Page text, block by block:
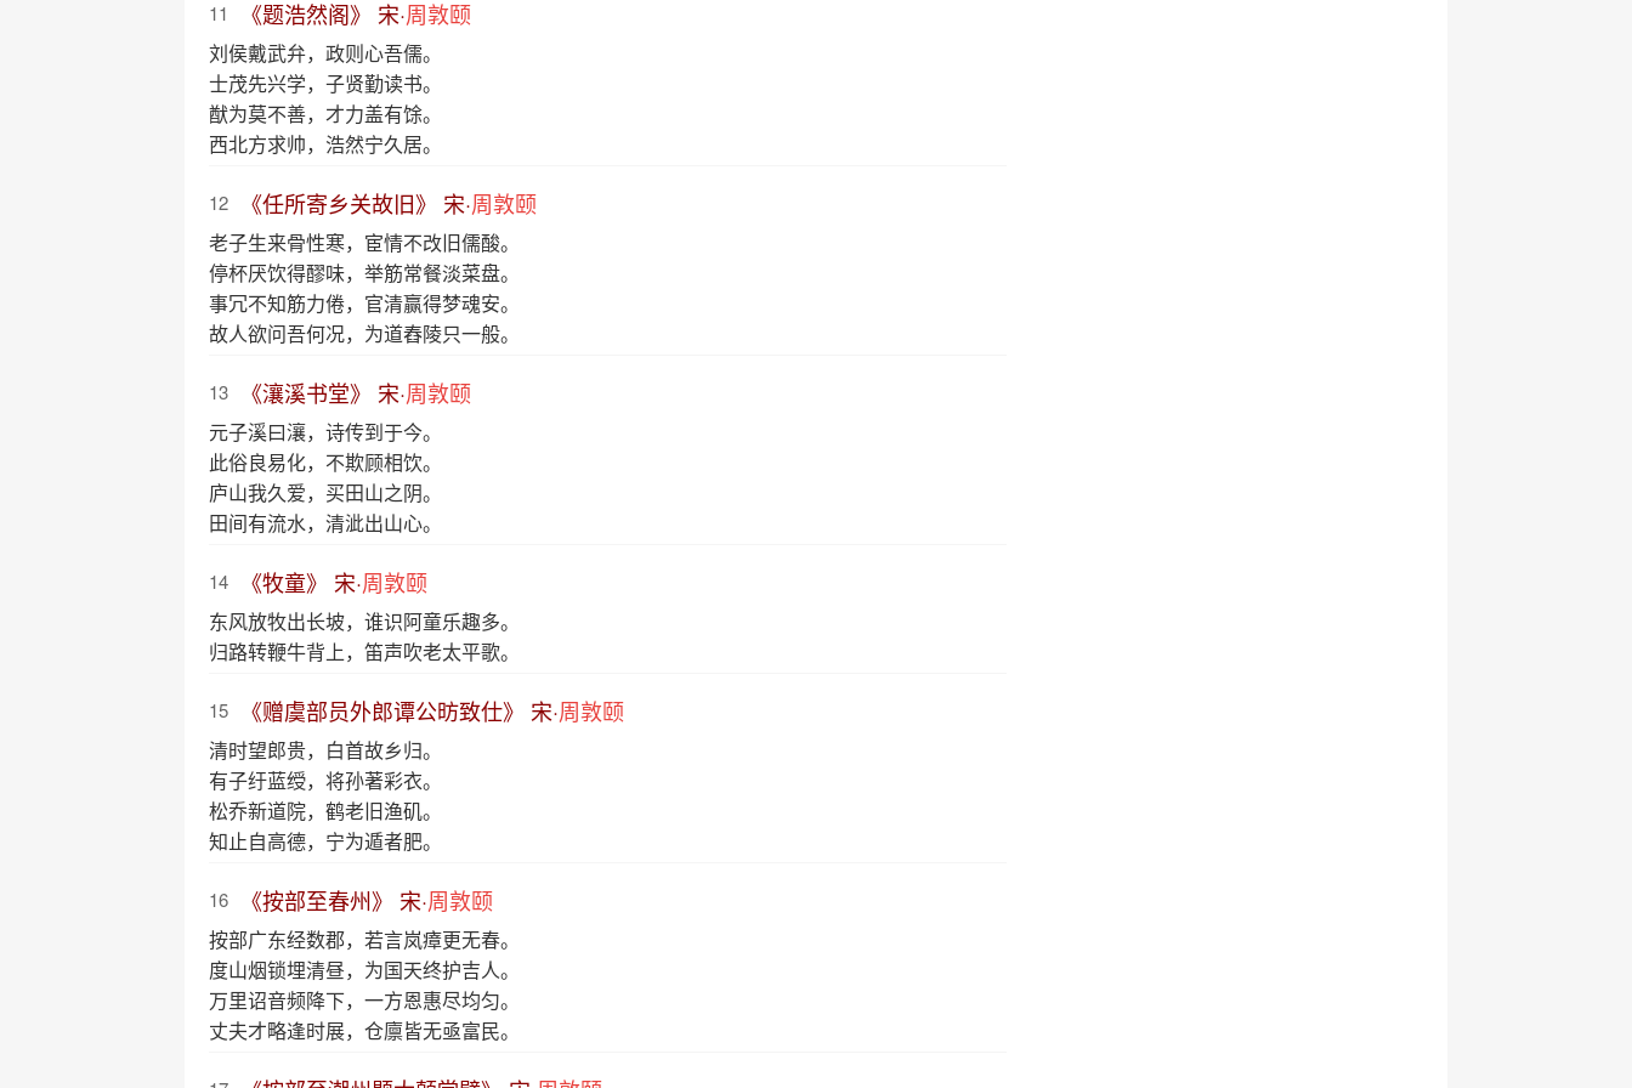
11 《题浩然阁》 宋·周敦颐
刘侯戴武弁，政则心吾儒。
士茂先兴学，子贤勤读书。
猷为莫不善，才力盖有馀。
西北方求帅，浩然宁久居。
12 《任所寄乡关故旧》 宋·周敦颐
老子生来骨性寒，宦情不改旧儒酸。
停杯厌饮得醪味，举筋常餐淡菜盘。
事冗不知筋力倦，官清赢得梦魂安。
故人欲问吾何况，为道舂陵只一般。
13 《瀼溪书堂》 宋·周敦颐
元子溪曰瀼，诗传到于今。
此俗良易化，不欺顾相饮。
庐山我久爱，买田山之阴。
田间有流水，清泚出山心。
14 《牧童》 宋·周敦颐
东风放牧出长坡，谁识阿童乐趣多。
归路转鞭牛背上，笛声吹老太平歌。
15 《赠虞部员外郎谭公昉致仕》 宋·周敦颐
清时望郎贵，白首故乡归。
有子纡蓝绶，将孙著彩衣。
松乔新道院，鹤老旧渔矶。
知止自高德，宁为遁者肥。
16 《按部至春州》 宋·周敦颐
按部广东经数郡，若言岚瘴更无春。
度山烟锁埋清昼，为国天终护吉人。
万里诏音频降下，一方恩惠尽均匀。
丈夫才略逢时展，仓廪皆无亟富民。